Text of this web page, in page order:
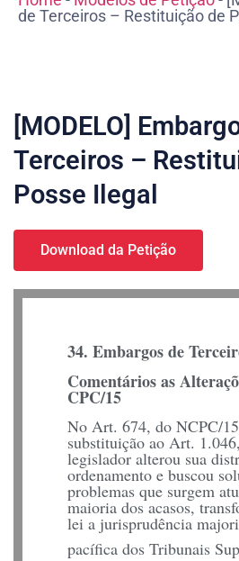
de Terceiros – Restituição de
[MODELO]
Terceiros –
Posse Ilegal
Download da Petição
34. Embargos de
Comentários as
CPC/15
No Art. 674, do NCPC/
substituição ao Art.
legislador alterou sua
ordenamento e buscou
problemas que surgem
maioria dos acasos,
lei a jurisprudência
pacífica dos Tribunais